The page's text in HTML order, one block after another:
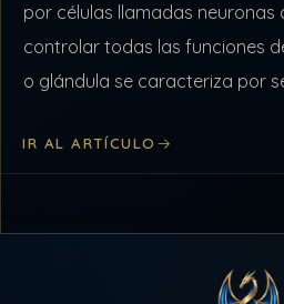
por células llamadas neuronas
controlar todas las funciones
o glándula se caracteriza por
IR AL ARTÍCULO